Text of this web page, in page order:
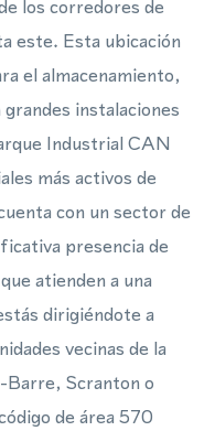
los corredores de
este. Esta ubicación
el almacenamiento,
instalaciones
Industrial CAN
más activos de
con un sector de
presencia de
atienden a una
dirigiéndote a
vecinas de la
Barre, Scranton o
de área 570